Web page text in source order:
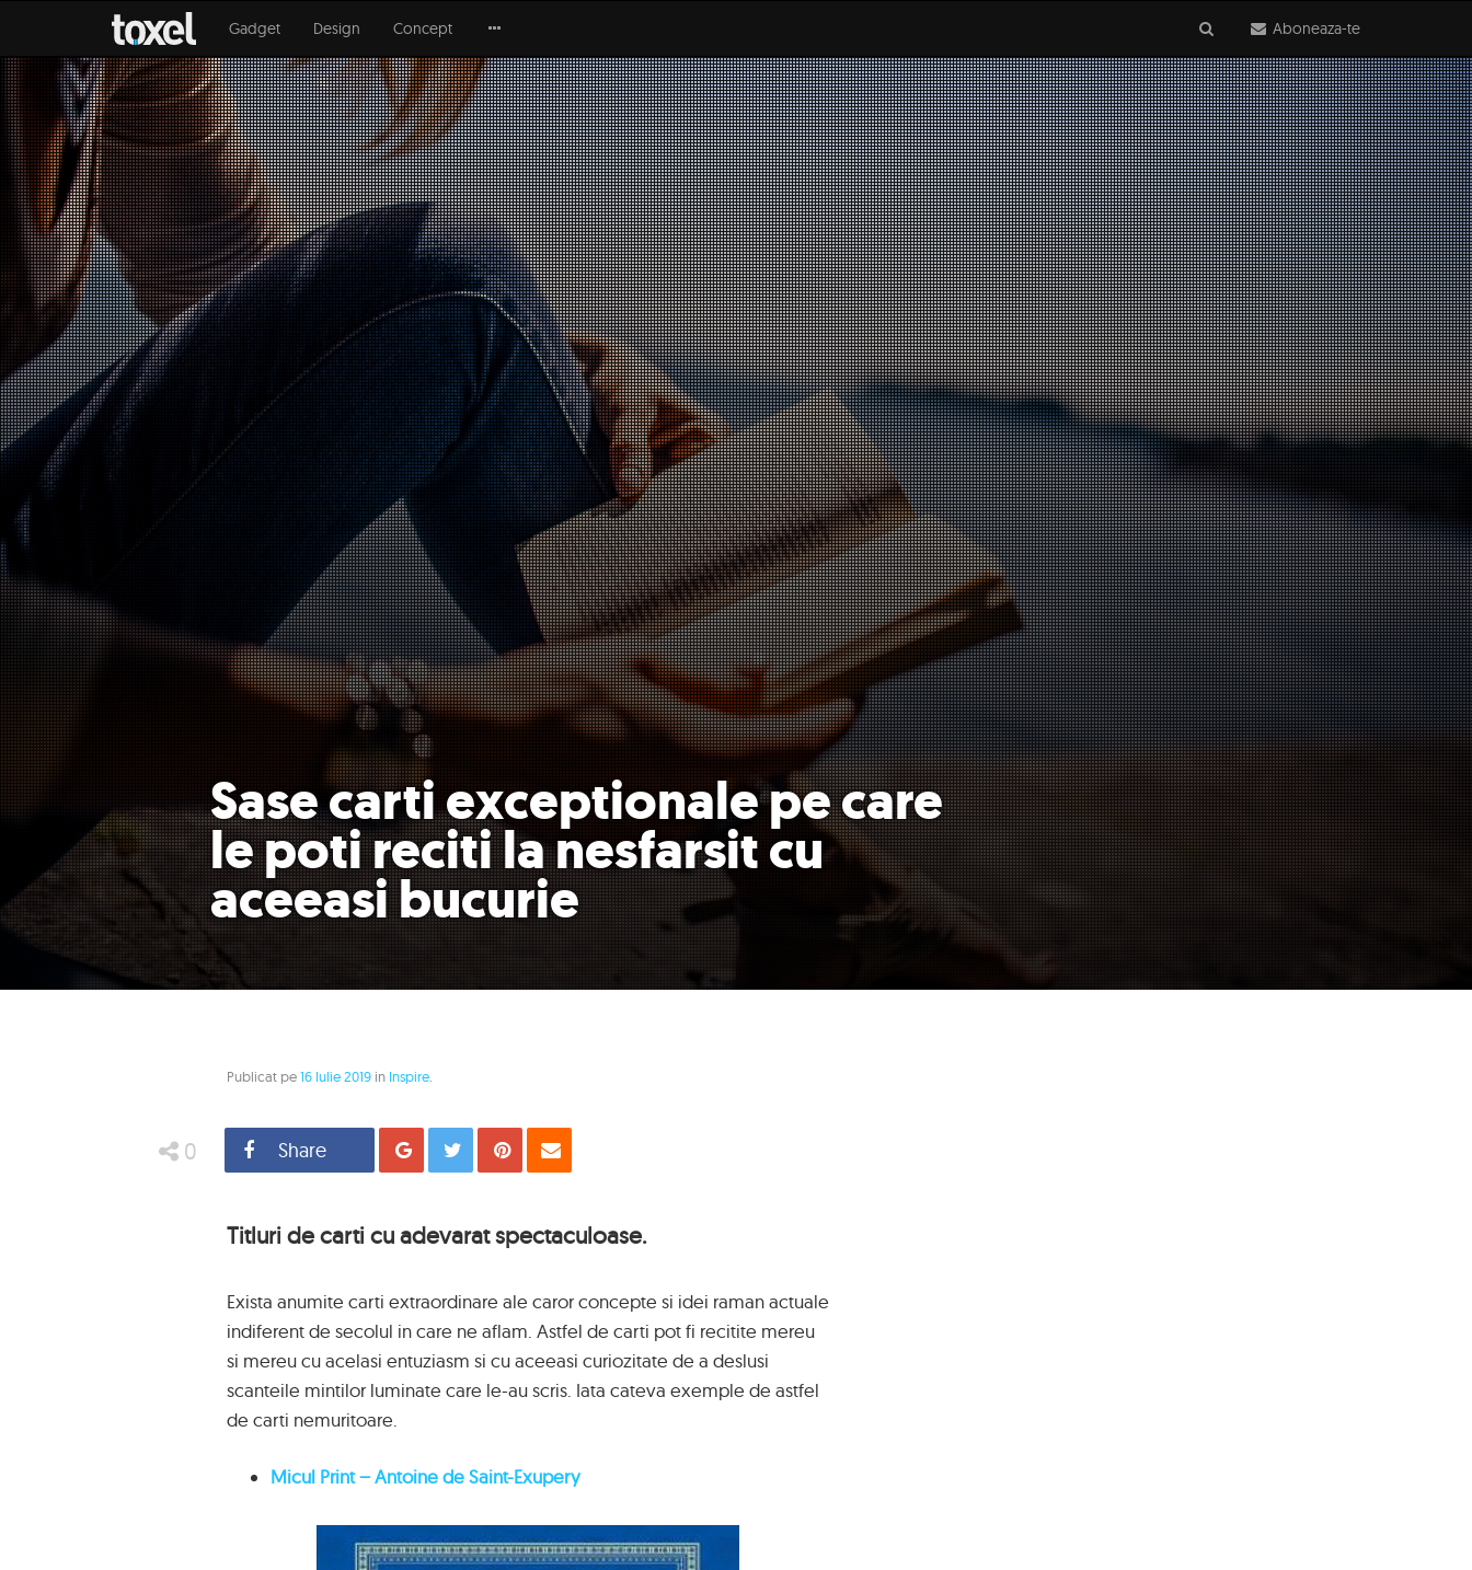
Aboneaza-te
Gadget Design Concept
Sase carti exceptionale pe care
le poti reciti la nesfarsit cu
aceeasi bucurie
Publicat pe16 Iulie 2019 in Inspire
0 Share Distribuie
Tweet Pin
Titluri de carti cu adevarat spectaculoase.
Exista anumite carti extraordinare ale caror concepte si idei raman actuale
indiferent de secolul in care ne aflam. Astfel de carti pot fi recitite mereu
si mereu cu acelasi entuziasm si cu aceeasi curiozitate de a deslusi
scanteile mintilor luminate care le-au scris. Iata cateva exemple de astfel
de carti nemuritoare.
Micul Print – Antoine de Saint-Exupery